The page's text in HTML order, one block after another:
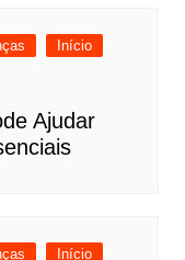
Início
Ajudar
Início